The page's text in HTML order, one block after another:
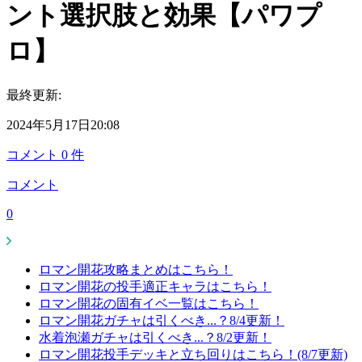
ント選択肢と効果【パワプ
ロ】
最終更新:
2024年5月17日20:08
コメント 0 件
コメント
0
ロマン開花攻略まとめはこちら！
ロマン開花の投手適正キャラはこちら！
ロマン開花の固有イベ一覧はこちら！
ロマン開花ガチャは引くべき...？8/4更新！
水着泡瀬ガチャは引くべき...？8/2更新！
ロマン開花投手デッキと立ち回りはこちら！(8/7更新)